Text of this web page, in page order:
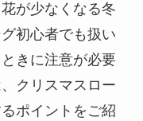
が少なくなる冬
初心者でも扱い
きに注意が必要
クリスマスロー
ポイントをご紹